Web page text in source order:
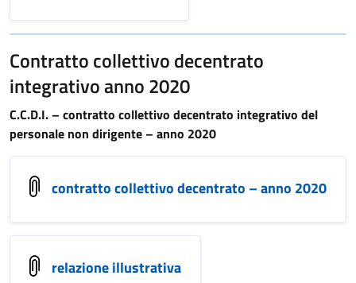
Contratto collettivo decentrato
integrativo anno 2020
C.C.D.I. – contratto collettivo decentrato integrativo del
personale non dirigente – anno 2020
contratto collettivo decentrato – anno 2020
relazione illustrativa